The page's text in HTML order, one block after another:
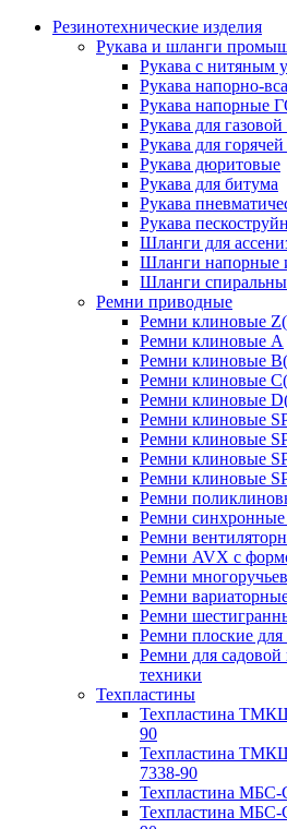
Резинотехнические изделия
Рукава и шланги
Рукава с нитяным
Рукава напорно-
Рукава напорные
Рукава для газовой
Рукава для
Рукава дюритовые
Рукава для битума
Рукава
Рукава
Шланги для
Шланги напорные
Шланги
Ремни приводные
Ремни клиновые
Ремни клиновые А
Ремни клиновые
Ремни клиновые
Ремни клиновые
Ремни клиновые
Ремни клиновые
Ремни клиновые
Ремни клиновые
Ремни
Ремни синхронные
Ремни
Ремни AVX с
Ремни
Ремни
Ремни
Ремни плоские для
Ремни для садовой
техники
Техпластины
Техпластина
90
Техпластина
7338-90
Техпластина
Техпластина